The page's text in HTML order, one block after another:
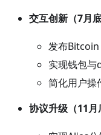
交互创新（7月底
发布
实现钱包与
简化用户操
协议升级（11月